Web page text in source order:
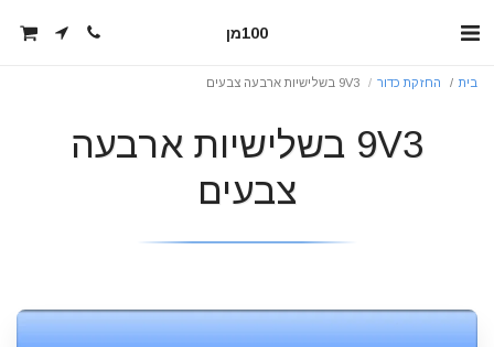
100מן
בית החזקת כדור 9V3 בשלישיות ארבעה צבעים
9V3 בשלישיות ארבעה
צבעים